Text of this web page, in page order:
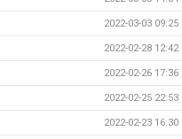
2022-03-03 09:25
2022-02-28 12:42
2022-02-26 17:36
2022-02-25 22:53
2022-02-23 16:30